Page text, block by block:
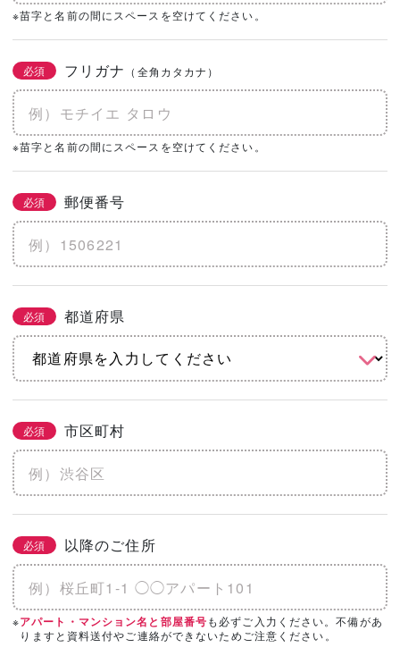
※苗字と名前の間にスペースを空けてください。
必須 フリガナ （全角カタカナ）
※苗字と名前の間にスペースを空けてください。
必須 郵便番号
必須 都道府県
必須 市区町村
必須 以降のご住所
※アパート・マンション名と部屋番号も必ずご入力ください。不備があ
りますと資料送付やご連絡ができないためご注意ください。